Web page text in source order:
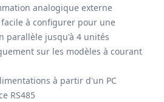
analogique externe
à configurer pour une
parallèle jusqu'à 4 unités
sur les modèles à courant
à partir d'un PC
RS485